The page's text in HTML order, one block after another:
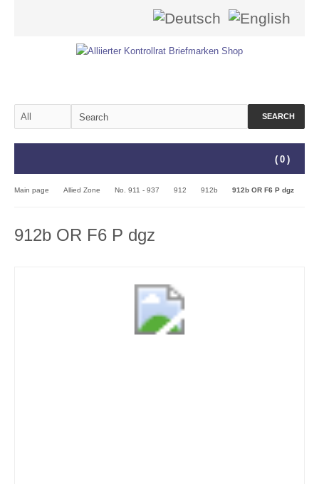
SEARCH
( 0 )
Main page Allied Zone No. 911 - 937 912 912b 912b OR F6 P dgz
912b OR F6 P dgz